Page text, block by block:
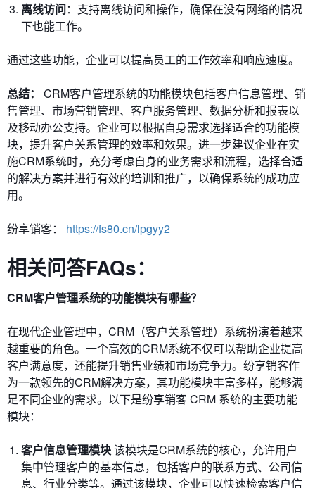
离线访问：支持离线访问和操作，确保在没有网络的情况
下也能工作。
通过这些功能，企业可以提高员工的工作效率和响应速度。
总结：
CRM客户管理系统的功能模块包括客户信息管理、销
售管理、市场营销管理、客户服务管理、数据分析和报表以
及移动办公支持。企业可以根据自身需求选择适合的功能模
块，提升客户关系管理的效率和效果。进一步建议企业在实
施CRM系统时，充分考虑自身的业务需求和流程，选择合适
的解决方案并进行有效的培训和推广，以确保系统的成功应
用。
纷享销客： https://fs80.cn/lpgyy2
相关问答FAQs：
CRM客户管理系统的功能模块有哪些？
在现代企业管理中，CRM（客户关系管理）系统扮演着越来
越重要的角色。一个高效的CRM系统不仅可以帮助企业提高
客户满意度，还能提升销售业绩和市场竞争力。纷享销客作
为一款领先的CRM解决方案，其功能模块丰富多样，能够满
足不同企业的需求。以下是纷享销客 CRM 系统的主要功能
模块：
客户信息管理模块该模块是CRM系统的核心，允许用户
集中管理客户的基本信息，包括客户的联系方式、公司信
息、行业分类等。通过该模块，企业可以快速检索客户信